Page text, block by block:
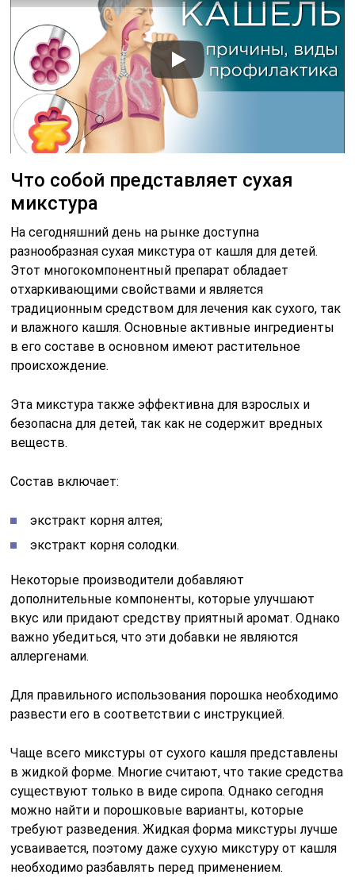
Что собой представляет сухая
микстура
На сегодняшний день на рынке доступна
разнообразная сухая микстура от кашля для детей.
Этот многокомпонентный препарат обладает
отхаркивающими свойствами и является
традиционным средством для лечения как сухого, так
и влажного кашля. Основные активные ингредиенты
в его составе в основном имеют растительное
происхождение.
Эта микстура также эффективна для взрослых и
безопасна для детей, так как не содержит вредных
веществ.
Состав включает:
экстракт корня алтея;
экстракт корня солодки.
Некоторые производители добавляют
дополнительные компоненты, которые улучшают
вкус или придают средству приятный аромат. Однако
важно убедиться, что эти добавки не являются
аллергенами.
Для правильного использования порошка необходимо
развести его в соответствии с инструкцией.
Чаще всего микстуры от сухого кашля представлены
в жидкой форме. Многие считают, что такие средства
существуют только в виде сиропа. Однако сегодня
можно найти и порошковые варианты, которые
требуют разведения. Жидкая форма микстуры лучше
усваивается, поэтому даже сухую микстуру от кашля
необходимо разбавлять перед применением.